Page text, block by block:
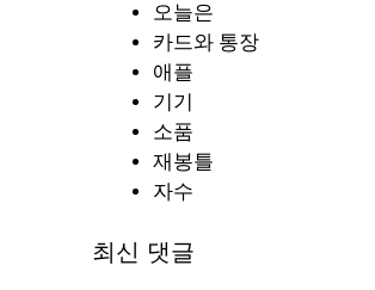
오늘은
카드와 통장
애플
기기
소품
재봉틀
자수
최신 댓글